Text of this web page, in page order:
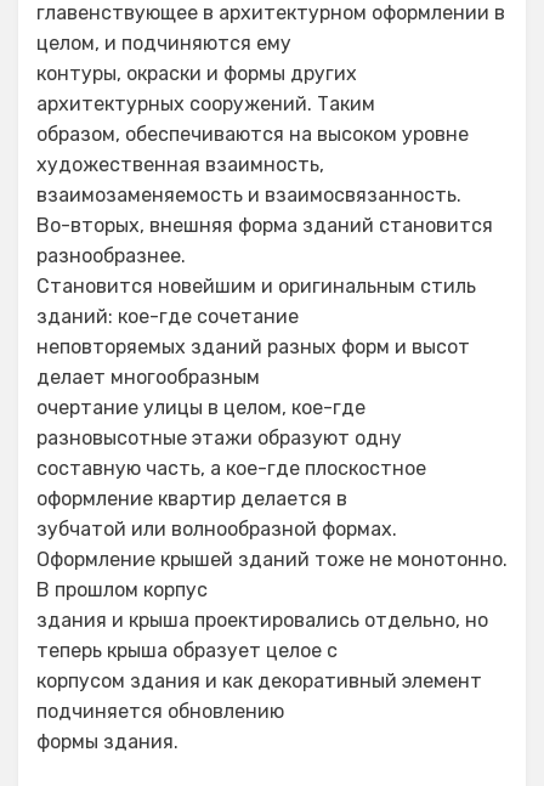
главенствующее в архитектурном оформлении в
целом, и подчиняются ему
контуры, окраски и формы других
архитектурных сооружений. Таким
образом, обеспечиваются на высоком уровне
художественная взаимность,
взаимозаменяемость и взаимосвязанность.
Во-вторых, внешняя форма зданий становится
разнообразнее.
Становится новейшим и оригинальным стиль
зданий: кое-где сочетание
неповторяемых зданий разных форм и высот
делает многообразным
очертание улицы в целом, кое-где
разновысотные этажи образуют одну
составную часть, а кое-где плоскостное
оформление квартир делается в
зубчатой или волнообразной формах.
Оформление крышей зданий тоже не монотонно.
В прошлом корпус
здания и крыша проектировались отдельно, но
теперь крыша образует целое с
корпусом здания и как декоративный элемент
подчиняется обновлению
формы здания.